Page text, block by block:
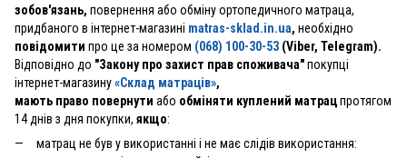
зобов'язань, повернення або обміну ортопедичного матраца,
придбаного в інтернет-магазині matras-sklad.in.ua, необхідно
повідомити про це за номером (068) 100-30-53 (Viber, Telegram).
Відповідно до "Закону про захист прав споживача"покупці
інтернет-магазину«Склад матраців»,
мають право повернути або обміняти куплений матрацпротягом
14 днів з дня покупки, якщо:
матрац не був у використанні і не має слідів використання: